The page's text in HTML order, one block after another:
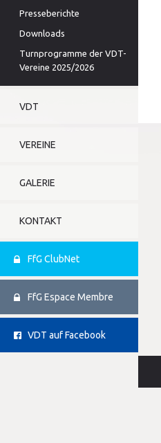
Presseberichte
Downloads
Turnprogramme der VDT-
Vereine 2025/2026
VDT
VEREINE
GALERIE
KONTAKT
FfG ClubNet
FfG Espace Membre
VDT auf Facebook